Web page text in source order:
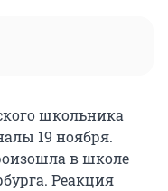
школьника
19 ноября.
в школе
Реакция